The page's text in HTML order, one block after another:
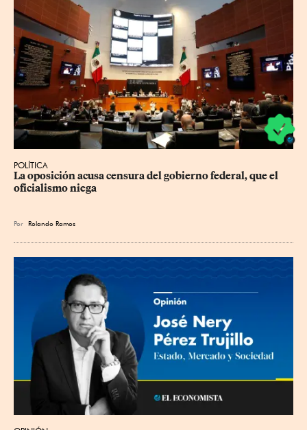
POLÍTICA
La oposición acusa censura del gobierno federal, que el
oficialismo niega
Por Rolando Ramos